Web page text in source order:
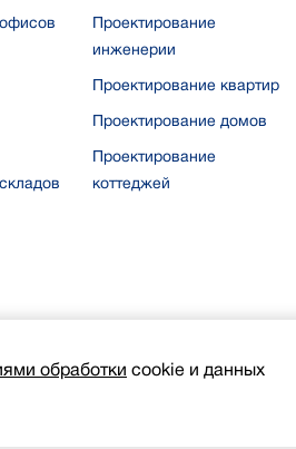
Проектирование
инженерии
Проектирование квартир
Проектирование домов
Проектирование
коттеджей
обработки cookie и данных